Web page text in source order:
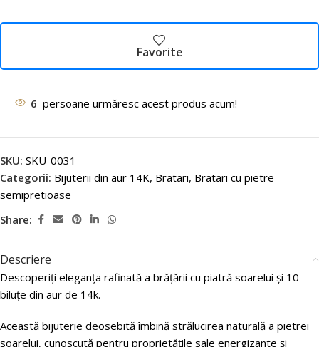
Favorite
6 persoane urmăresc acest produs acum!
SKU: SKU-0031
Categorii: Bijuterii din aur 14K, Bratari, Bratari cu pietre
semipretioase
Share:
Descriere
Descoperiți eleganța rafinată a brățării cu piatră soarelui și 10
biluțe din aur de 14k.
Această bijuterie deosebită îmbină strălucirea naturală a pietrei
soarelui, cunoscută pentru proprietățile sale energizante și